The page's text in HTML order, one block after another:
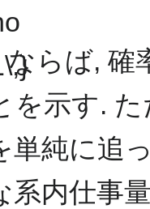
ならば, 確
を示す.
単純に追
系内仕事